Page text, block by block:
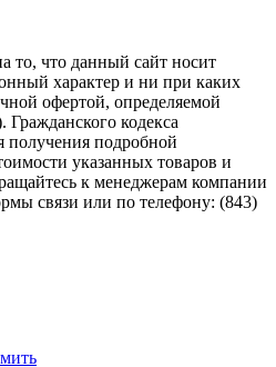
то, что данный сайт носит
характер и ни при каких
офертой, определяемой
кодекса
получения подробной
указанных товаров и
к менеджерам компании
связи или по телефону: (843)